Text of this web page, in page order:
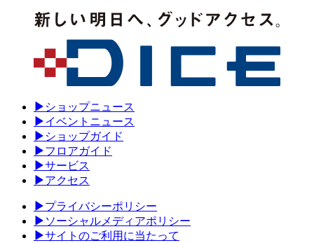
▶ ショップニュース
▶イベントニュース
▶ ショップガイド
▶フロアガイド
▶サービス
▶アクセス
▶プライバシーポリシー
▶ ソーシャルメディアポリシー
▶サイトのご利用に当たって